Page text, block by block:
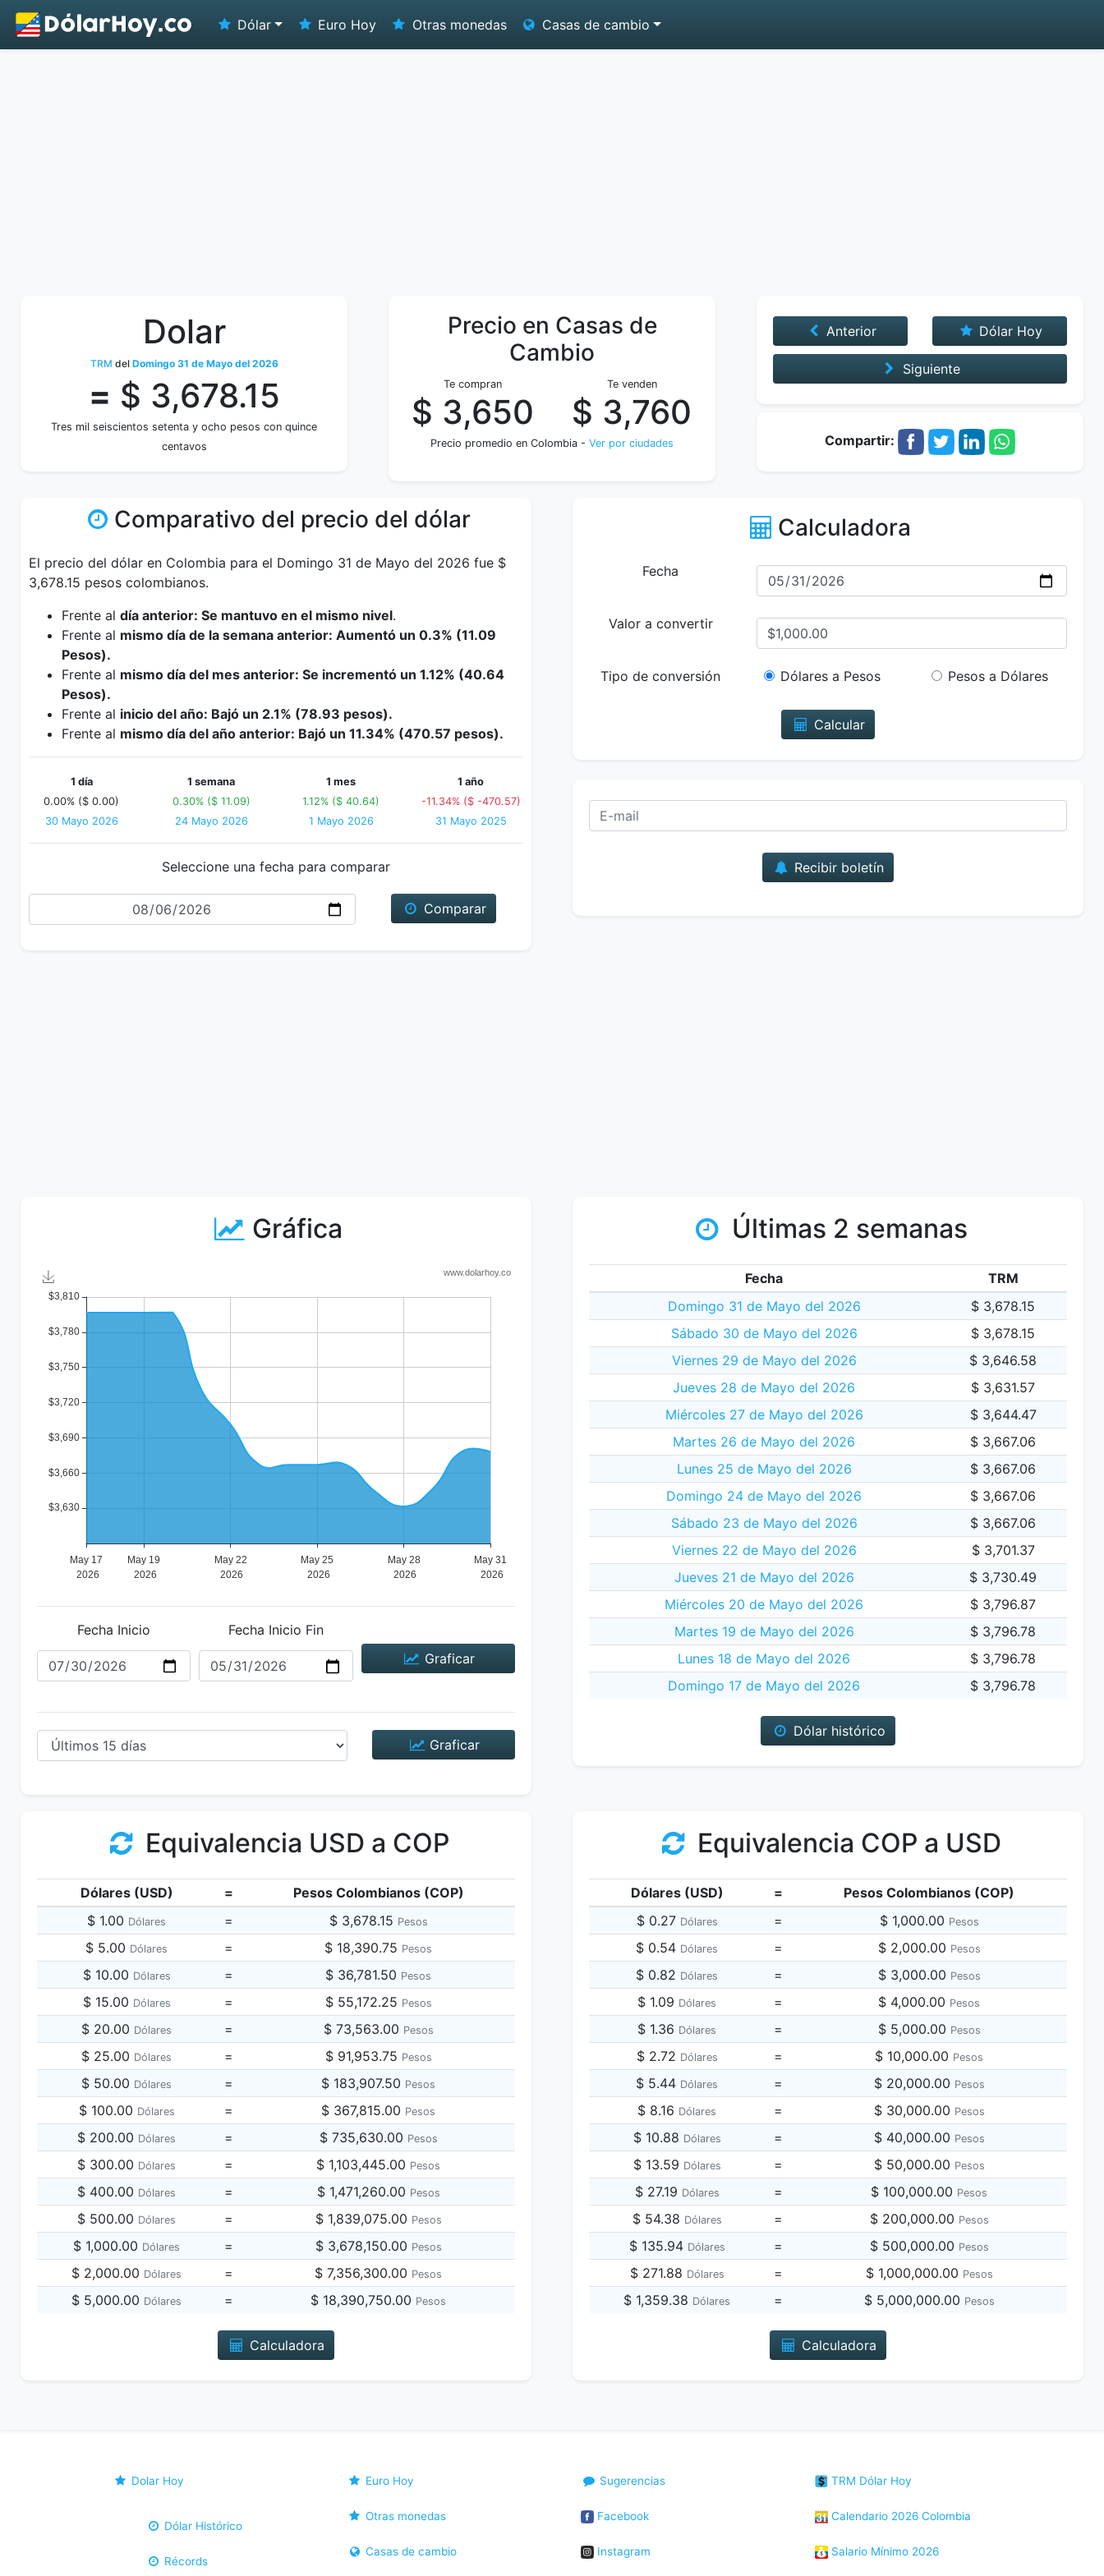
Dólar Euro Hoy Otras monedas Casas de cambio
Dolar
TRM del Domingo 31 de Mayo del 2026
= $ 3,678.15
Tres mil seiscientos setenta y ocho pesos con quince
centavos
Precio en Casas de
Cambio
Te compran
$ 3,650
Te venden
$ 3,760
Precio promedio en Colombia - Ver por ciudades
Anterior Dólar Hoy
Siguiente
Compartir:
Comparativo del precio del dólar
El precio del dólar en Colombia para el Domingo 31 de Mayo del 2026 fue $
3,678.15 pesos colombianos.
Frente al día anterior: Se mantuvo en el mismo nivel.
Frente al mismo día de la semana anterior: Aumentó un 0.3% (11.09
Pesos).
Frente al mismo día del mes anterior: Se incrementó un 1.12% (40.64
Pesos).
Frente al inicio del año: Bajó un 2.1% (78.93 pesos).
Frente al mismo día del año anterior: Bajó un 11.34% (470.57 pesos).
1 día
0.00% ($ 0.00)
30 Mayo 2026
1 semana
0.30% ($ 11.09)
24 Mayo 2026
1 mes
1.12% ($ 40.64)
1 Mayo 2026
1 año
-11.34% ($ -470.57)
31 Mayo 2025
Seleccione una fecha para comparar
Fecha
Comparar
Calculadora
Fecha
Valor a convertir
Tipo de conversión Dólares a Pesos Pesos a Dólares
Calcular
Recibir boletín
Gráfica
Fecha Inicio
Fecha Inicio Fin
Graficar
Graficar
Últimas 2 semanas
Fecha
TRM
Domingo 31 de Mayo del 2026
$ 3,678.15
Sábado 30 de Mayo del 2026
$ 3,678.15
Viernes 29 de Mayo del 2026
$ 3,646.58
Jueves 28 de Mayo del 2026
$ 3,631.57
Miércoles 27 de Mayo del 2026
$ 3,644.47
Martes 26 de Mayo del 2026
$ 3,667.06
Lunes 25 de Mayo del 2026
$ 3,667.06
Domingo 24 de Mayo del 2026
$ 3,667.06
Sábado 23 de Mayo del 2026
$ 3,667.06
Viernes 22 de Mayo del 2026
$ 3,701.37
Jueves 21 de Mayo del 2026
$ 3,730.49
Miércoles 20 de Mayo del 2026
$ 3,796.87
Martes 19 de Mayo del 2026
$ 3,796.78
Lunes 18 de Mayo del 2026
$ 3,796.78
Domingo 17 de Mayo del 2026
$ 3,796.78
Dólar histórico
Equivalencia USD a COP
Dólares (USD) =
Pesos Colombianos (COP)
$ 1.00 Dólares = $ 3,678.15 Pesos
$ 5.00 Dólares = $ 18,390.75 Pesos
$ 10.00 Dólares = $ 36,781.50 Pesos
$ 15.00 Dólares = $ 55,172.25 Pesos
$ 20.00 Dólares = $ 73,563.00 Pesos
$ 25.00 Dólares = $ 91,953.75 Pesos
$ 50.00 Dólares = $ 183,907.50 Pesos
$ 100.00 Dólares = $ 367,815.00 Pesos
$ 200.00 Dólares = $ 735,630.00 Pesos
$ 300.00 Dólares = $ 1,103,445.00 Pesos
$ 400.00 Dólares = $ 1,471,260.00 Pesos
$ 500.00 Dólares = $ 1,839,075.00 Pesos
$ 1,000.00 Dólares = $ 3,678,150.00 Pesos
$ 2,000.00 Dólares = $ 7,356,300.00 Pesos
$ 5,000.00 Dólares = $ 18,390,750.00 Pesos
Calculadora
Equivalencia COP a USD
Dólares (USD) =
Pesos Colombianos (COP)
$ 0.27 Dólares = $ 1,000.00 Pesos
$ 0.54 Dólares = $ 2,000.00 Pesos
$ 0.82 Dólares = $ 3,000.00 Pesos
$ 1.09 Dólares = $ 4,000.00 Pesos
$ 1.36 Dólares = $ 5,000.00 Pesos
$ 2.72 Dólares = $ 10,000.00 Pesos
$ 5.44 Dólares = $ 20,000.00 Pesos
$ 8.16 Dólares = $ 30,000.00 Pesos
$ 10.88 Dólares = $ 40,000.00 Pesos
$ 13.59 Dólares = $ 50,000.00 Pesos
$ 27.19 Dólares = $ 100,000.00 Pesos
$ 54.38 Dólares = $ 200,000.00 Pesos
$ 135.94 Dólares = $ 500,000.00 Pesos
$ 271.88 Dólares = $ 1,000,000.00 Pesos
$ 1,359.38 Dólares = $ 5,000,000.00 Pesos
Calculadora
Dolar Hoy
Dólar Histórico
Récords
Euro Hoy
Otras monedas
Casas de cambio
Sugerencias
Facebook
Instagram
TRM Dólar Hoy
Calendario 2026 Colombia
Salario Mínimo 2026